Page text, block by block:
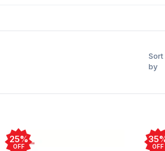
Sort
by
25%
OFF OFF